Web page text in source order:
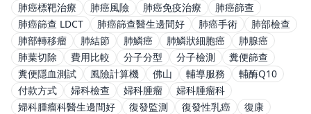
肺癌標靶治療
肺癌風險 肺癌免疫治療
肺癌篩查
肺癌篩查 LDCT
肺癌篩查醫生邊間好 肺癌手術
肺部檢查
肺部轉移瘤
肺結節 肺鱗癌 肺鱗狀細胞癌
肺腺癌
肺葉切除
費用比較 分子分型 分子檢測
糞便篩查
糞便隱血測試
風險計算機 佛山 輔導服務
輔酶Q10
付款方式
婦科檢查 婦科腫瘤
婦科腫瘤科
婦科腫瘤科醫生邊間好
復發監測 復發性乳癌
復康